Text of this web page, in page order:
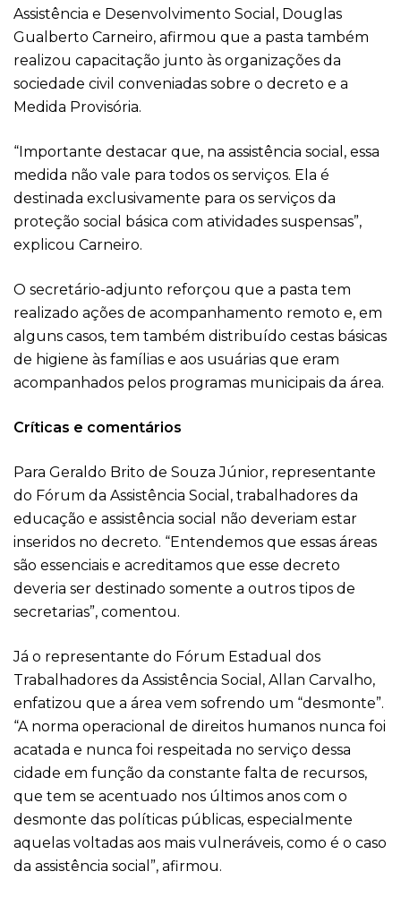
Assistência e Desenvolvimento Social, Douglas
Gualberto Carneiro, afirmou que a pasta também
realizou capacitação junto às organizações da
sociedade civil conveniadas sobre o decreto e a
Medida Provisória.
“Importante destacar que, na assistência social, essa
medida não vale para todos os serviços. Ela é
destinada exclusivamente para os serviços da
proteção social básica com atividades suspensas”,
explicou Carneiro.
O secretário-adjunto reforçou que a pasta tem
realizado ações de acompanhamento remoto e, em
alguns casos, tem também distribuído cestas básicas
de higiene às famílias e aos usuárias que eram
acompanhados pelos programas municipais da área.
Críticas e comentários
Para Geraldo Brito de Souza Júnior, representante
do Fórum da Assistência Social, trabalhadores da
educação e assistência social não deveriam estar
inseridos no decreto. “Entendemos que essas áreas
são essenciais e acreditamos que esse decreto
deveria ser destinado somente a outros tipos de
secretarias”, comentou.
Já o representante do Fórum Estadual dos
Trabalhadores da Assistência Social, Allan Carvalho,
enfatizou que a área vem sofrendo um “desmonte”.
“A norma operacional de direitos humanos nunca foi
acatada e nunca foi respeitada no serviço dessa
cidade em função da constante falta de recursos,
que tem se acentuado nos últimos anos com o
desmonte das políticas públicas, especialmente
aquelas voltadas aos mais vulneráveis, como é o caso
da assistência social”, afirmou.